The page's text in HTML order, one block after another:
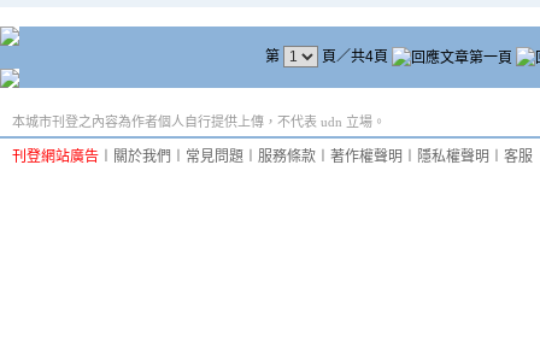
第 頁／共4頁
本城市刊登之內容為作者個人自行提供上傳，不代表 udn 立場。
刊登網站廣告 關於我們 常見問題 服務條款 著作權聲明 隱私權聲明 客服